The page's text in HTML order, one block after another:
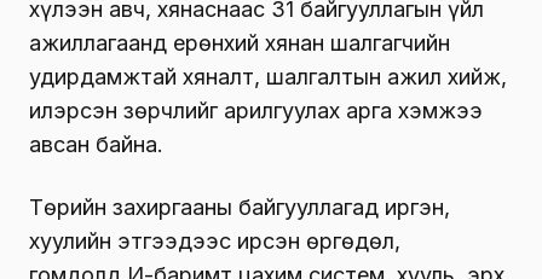
хүлээн авч, хянаснаас 31 байгууллагын үйл
ажиллагаанд ерөнхий хянан шалгагчийн
удирдамжтай хяналт, шалгалтын ажил хийж,
илэрсэн зөрчлийг арилгуулах арга хэмжээ
авсан байна.
Төрийн захиргааны байгууллагад иргэн,
хуулийн этгээдээс ирсэн өргөдөл,